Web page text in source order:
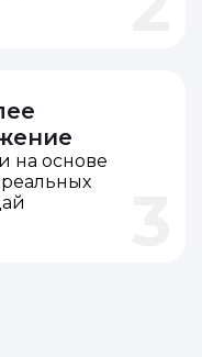
на основе